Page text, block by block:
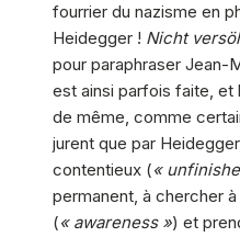
fourrier du nazisme en
Heidegger ! Nicht
pour paraphraser Jean-
est ainsi parfois faite, et
de même, comme
jurent que par
contentieux («
permanent, à chercher
(« awareness ») et